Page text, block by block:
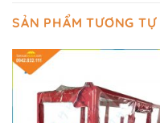
SẢN PHẨM TƯƠNG TỰ